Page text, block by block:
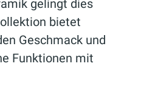
gelingt dies
bietet
Geschmack und
Funktionen mit